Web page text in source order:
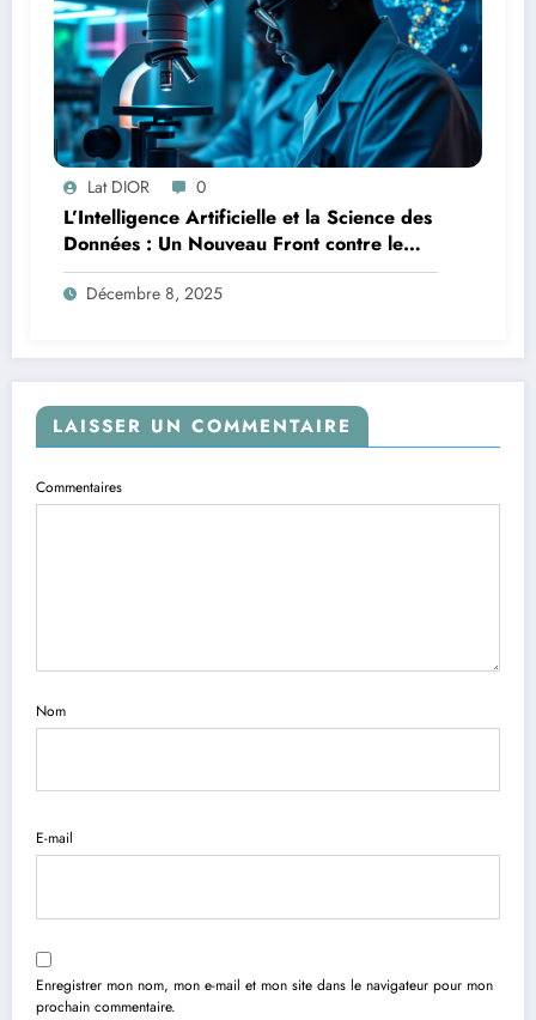
Lat DIOR 0
L’Intelligence Artificielle et la Science des
Données : Un Nouveau Front contre le
Paludisme en Afrique
Décembre 8, 2025
LAISSER UN COMMENTAIRE
Commentaires
Nom
E-mail
Enregistrer mon nom, mon e-mail et mon site dans le navigateur pour mon
prochain commentaire.